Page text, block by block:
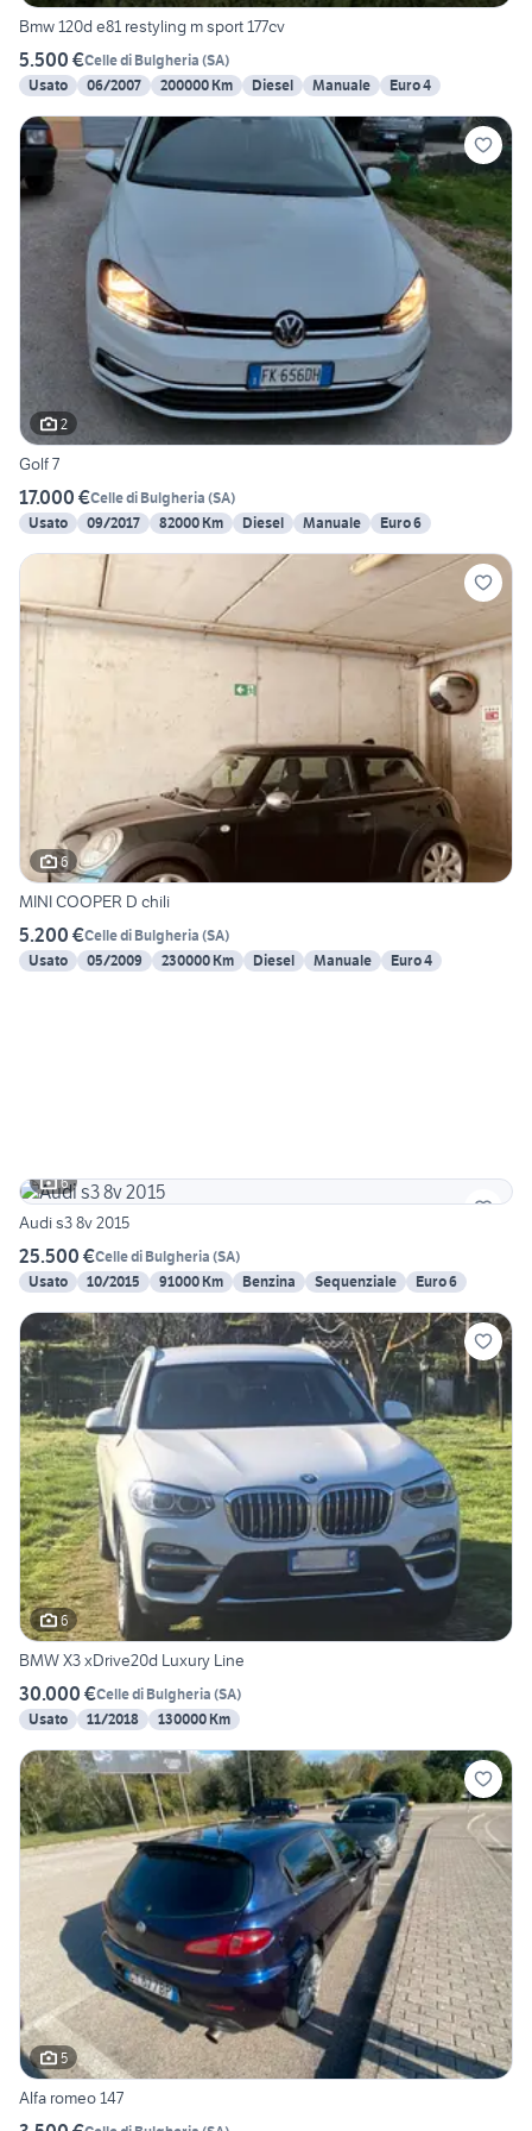
Bmw 120d e81 restyling m sport 177cv
5.500 €Celle di Bulgheria (SA)
Usato
06/2007 200000 Km Diesel Manuale Euro 4
2
Golf 7
17.000 €Celle di Bulgheria (SA)
Usato
09/2017 82000 Km Diesel Manuale Euro 6
6
MINI COOPER D chili
5.200 €Celle di Bulgheria (SA)
Usato
05/2009 230000 Km Diesel Manuale Euro 4
6
Audi s3 8v 2015
25.500 €Celle di Bulgheria (SA)
Usato
10/2015 91000 Km Benzina Sequenziale Euro 6
6
BMW X3 xDrive20d Luxury Line
30.000 €Celle di Bulgheria (SA)
Usato
11/2018 130000 Km
5
Alfa romeo 147